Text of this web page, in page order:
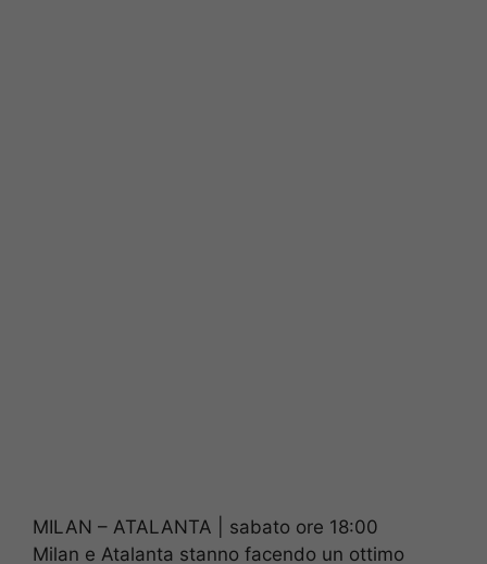
MILAN – ATALANTA | sabato ore 18:00
Milan e Atalanta stanno facendo un ottimo